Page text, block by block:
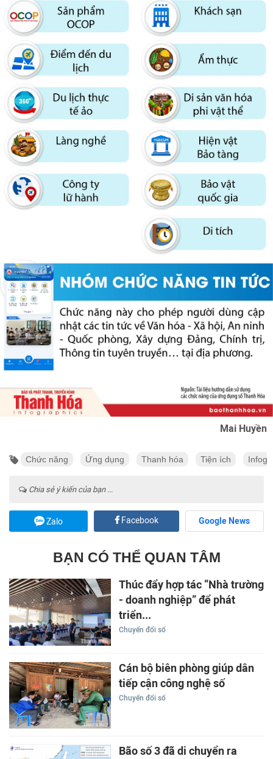
Mai Huyền
Chức năng Ứng dụng Thanh hóa Tiện ích
Chia sẻ ý kiến của bạn ...
Zalo Facebook Google News
BẠN CÓ THỂ QUAN TÂM
Thúc đẩy hợp tác “Nhà trường
- doanh nghiệp” để phát
triển...
Chuyển đổi số
Cán bộ biên phòng giúp dân
tiếp cận công nghệ số
Chuyển đổi số
Bão số 3 đã di chuyển ra